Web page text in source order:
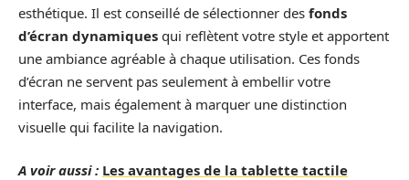
esthétique. Il est conseillé de sélectionner des fonds
d’écran dynamiques qui reflètent votre style et apportent
une ambiance agréable à chaque utilisation. Ces fonds
d’écran ne servent pas seulement à embellir votre
interface, mais également à marquer une distinction
visuelle qui facilite la navigation.
A voir aussi : Les avantages de la tablette tactile